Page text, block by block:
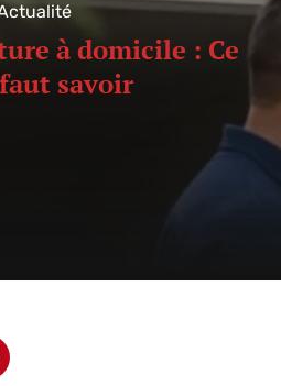
à domicile : Ce
savoir